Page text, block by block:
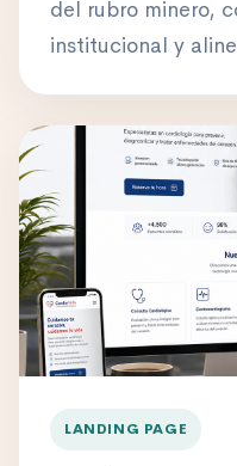
del rubro minero,
institucional y
LANDING PAGE